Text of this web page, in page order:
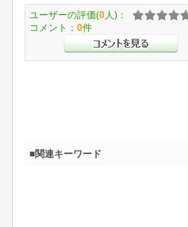
ユーザーの評価(0 人)：
コメント： 0件
■関連キーワード